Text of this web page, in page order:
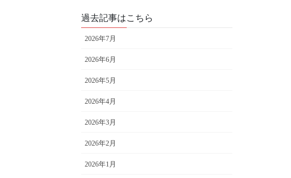
過去記事はこちら
2026年7月
2026年6月
2026年5月
2026年4月
2026年3月
2026年2月
2026年1月